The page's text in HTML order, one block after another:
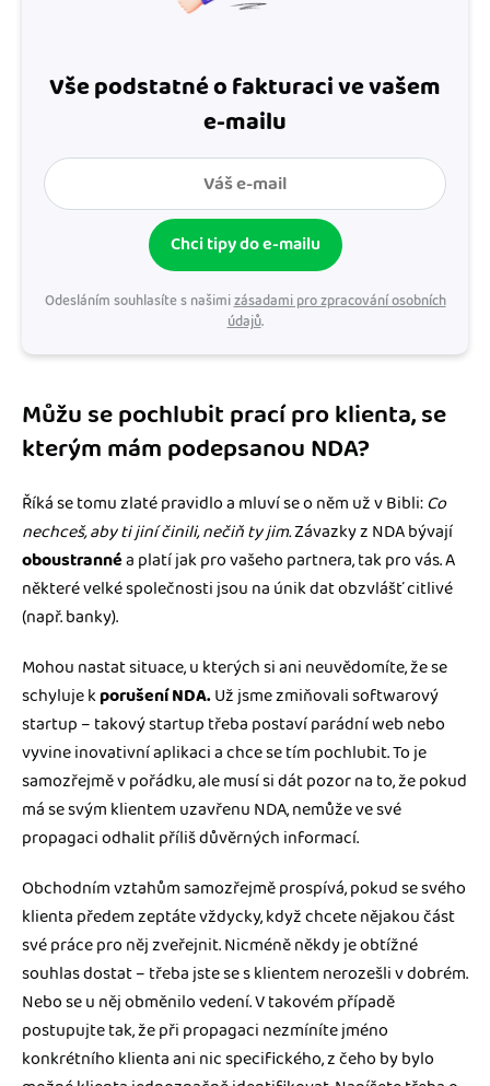
Vše podstatné o fakturaci ve vašem
e-mailu
Chci tipy do e-mailu
Odesláním souhlasíte s našimizásadami pro zpracování osobních
údajů.
Můžu se pochlubit prací pro klienta, se
kterým mám podepsanou NDA?
Říká se tomu zlaté pravidlo a mluví se o něm už v Bibli:Co
nechceš, aby ti jiní činili, nečiň ty jim.Závazky z NDA bývají
oboustrannéa platí jak pro vašeho partnera, tak pro vás. A
některé velké společnosti jsou na únik dat obzvlášť citlivé
(např. banky).
Mohou nastat situace, u kterých si ani neuvědomíte, že se
schyluje kporušení NDA.Už jsme zmiňovali softwarový
startup – takový startup třeba postaví parádní web nebo
vyvine inovativní aplikaci a chce se tím pochlubit. To je
samozřejmě v pořádku, ale musí si dát pozor na to, že pokud
má se svým klientem uzavřenu NDA, nemůže ve své
propagaci odhalit příliš důvěrných informací.
Obchodním vztahům samozřejmě prospívá, pokud se svého
klienta předem zeptáte vždycky, když chcete nějakou část
své práce pro něj zveřejnit. Nicméně někdy je obtížné
souhlas dostat – třeba jste se s klientem nerozešli v dobrém.
Nebo se u něj obměnilo vedení. V takovém případě
postupujte tak, že při propagaci nezmíníte jméno
konkrétního klienta ani nic specifického, z čeho by bylo